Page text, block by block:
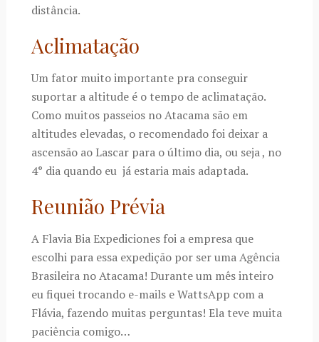
distância.
Aclimatação
Um fator muito importante pra conseguir
suportar a altitude é o tempo de aclimatação.
Como muitos passeios no Atacama são em
altitudes elevadas, o recomendado foi deixar a
ascensão ao Lascar para o último dia, ou seja , no
4° dia quando eu já estaria mais adaptada.
Reunião Prévia
A Flavia Bia Expediciones foi a empresa que
escolhi para essa expedição por ser uma Agência
Brasileira no Atacama! Durante um mês inteiro
eu fiquei trocando e-mails e WattsApp com a
Flávia, fazendo muitas perguntas! Ela teve muita
paciência comigo…